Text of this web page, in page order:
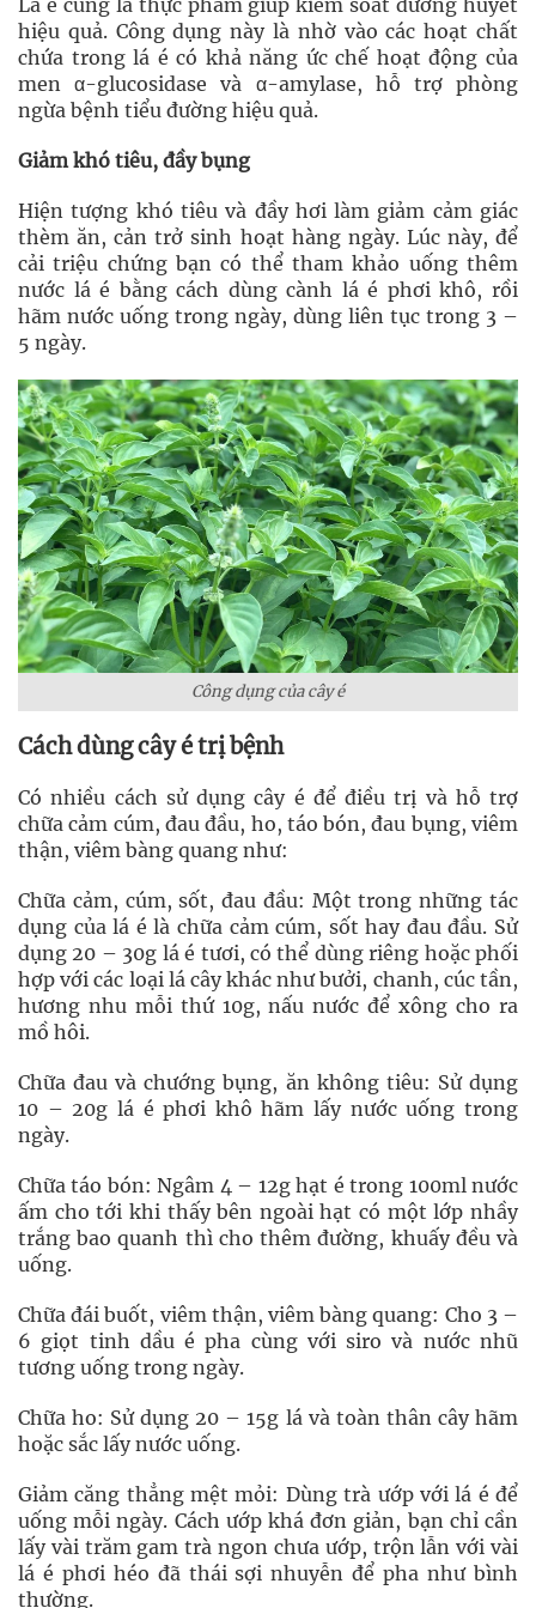
hiệu quả. Công dụng này là nhờ vào các hoạt chất
chứa trong lá é có khả năng ức chế hoạt động của
men α-glucosidase và α-amylase, hỗ trợ phòng
ngừa bệnh tiểu đường hiệu quả.
Giảm khó tiêu, đầy bụng
Hiện tượng khó tiêu và đầy hơi làm giảm cảm giác
thèm ăn, cản trở sinh hoạt hàng ngày. Lúc này, để
cải triệu chứng bạn có thể tham khảo uống thêm
nước lá é bằng cách dùng cành lá é phơi khô, rồi
hãm nước uống trong ngày, dùng liên tục trong 3 –
5 ngày.
Công dụng của cây é
Cách dùng cây é trị bệnh
Có nhiều cách sử dụng cây é để điều trị và hỗ trợ
chữa cảm cúm, đau đầu, ho, táo bón, đau bụng, viêm
thận, viêm bàng quang như:
Chữa cảm, cúm, sốt, đau đầu: Một trong những tác
dụng của lá é là chữa cảm cúm, sốt hay đau đầu. Sử
dụng 20 – 30g lá é tươi, có thể dùng riêng hoặc phối
hợp với các loại lá cây khác như bưởi, chanh, cúc tần,
hương nhu mỗi thứ 10g, nấu nước để xông cho ra
mồ hôi.
Chữa đau và chướng bụng, ăn không tiêu: Sử dụng
10 – 20g lá é phơi khô hãm lấy nước uống trong
ngày.
Chữa táo bón: Ngâm 4 – 12g hạt é trong 100ml nước
ấm cho tới khi thấy bên ngoài hạt có một lớp nhầy
trắng bao quanh thì cho thêm đường, khuấy đều và
uống.
Chữa đái buốt, viêm thận, viêm bàng quang: Cho 3 –
6 giọt tinh dầu é pha cùng với siro và nước nhũ
tương uống trong ngày.
Chữa ho: Sử dụng 20 – 15g lá và toàn thân cây hãm
hoặc sắc lấy nước uống.
Giảm căng thẳng mệt mỏi: Dùng trà ướp với lá é để
uống mỗi ngày. Cách ướp khá đơn giản, bạn chỉ cần
lấy vài trăm gam trà ngon chưa ướp, trộn lẫn với vài
lá é phơi héo đã thái sợi nhuyễn để pha như bình
thường.